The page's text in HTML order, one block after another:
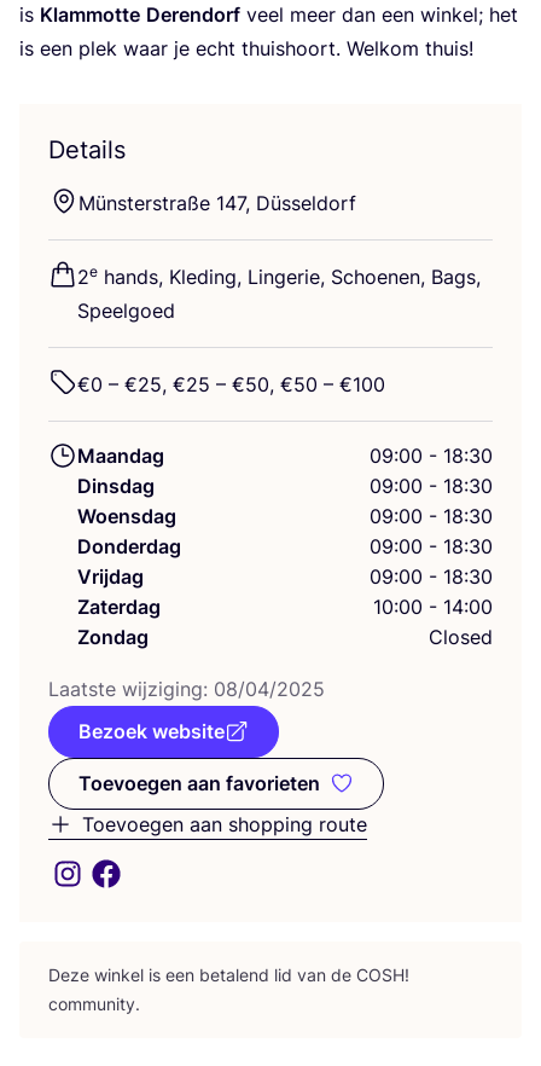
is Klam­mot­te Deren­dorf veel meer dan een win­kel; het
is een plek waar je echt thuis­hoort. Wel­kom thuis!
Details
Mün­ster­straße 147, Düsseldorf
2e hands, Kle­ding, Lin­ge­rie, Schoe­nen, Bags,
Speelgoed
€0 – €25, €25 – €50, €50 – €100
Maandag
09:00 - 18:30
Dinsdag
09:00 - 18:30
Woensdag
09:00 - 18:30
Donderdag
09:00 - 18:30
Vrijdag
09:00 - 18:30
Zaterdag
10:00 - 14:00
Zondag
Closed
Laat­ste wij­zi­ging: 08/04/2025
Bezoek website
Toevoegen aan favorieten
Toevoegen aan favorieten
Toevoegen aan shopping route
Deze win­kel is een beta­lend lid van de COSH!
community.